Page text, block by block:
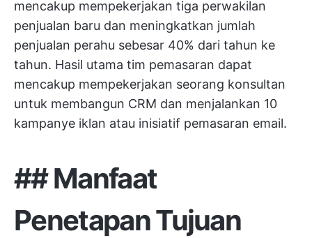
mencakup mempekerjakan tiga perwakilan
penjualan baru dan meningkatkan jumlah
penjualan perahu sebesar 40% dari tahun ke
tahun. Hasil utama tim pemasaran dapat
mencakup mempekerjakan seorang konsultan
untuk membangun CRM dan menjalankan 10
kampanye iklan atau inisiatif pemasaran email.
## Manfaat
Penetapan Tujuan